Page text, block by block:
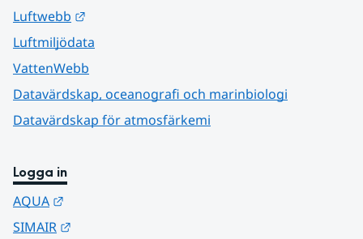
Luftwebb
Luftmiljödata
VattenWebb
Datavärdskap, oceanografi och marinbiologi
Datavärdskap för atmosfärkemi
Logga in
AQUA
SIMAIR